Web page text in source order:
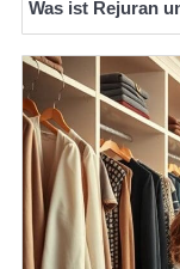
Was ist Rejuran